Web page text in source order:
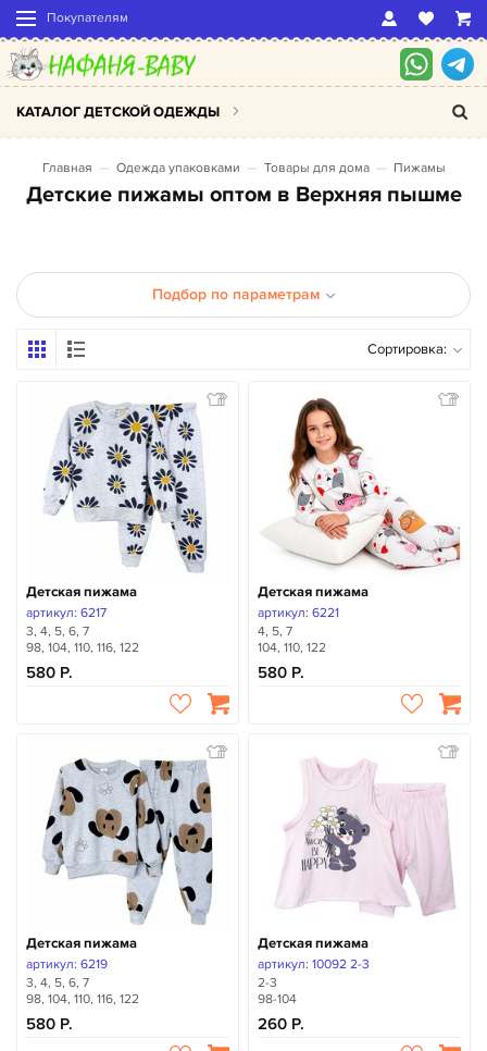
Покупателям
КАТАЛОГ ДЕТСКОЙ ОДЕЖДЫ
Главная Одежда упаковками Товары для дома Пижамы
Детские пижамы оптом в Верхняя пышме
Подбор по параметрам
Сортировка:
Детская пижама
артикул: 6217
3, 4, 5, 6, 7
98, 104, 110, 116, 122
580
Детская пижама
артикул: 6221
4, 5, 7
104, 110, 122
580
Детская пижама
артикул: 6219
3, 4, 5, 6, 7
98, 104, 110, 116, 122
580
Детская пижама
артикул: 10092 2-3
2-3
98-104
260